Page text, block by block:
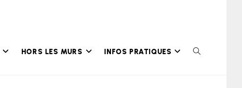
HORS LES MURS INFOS PRATIQUES TOGGLE